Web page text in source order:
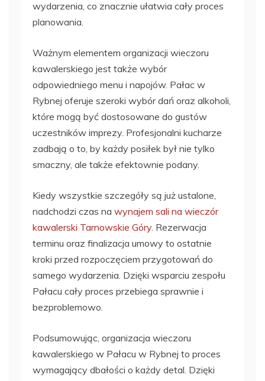
wydarzenia, co znacznie ułatwia cały proces
planowania.
Ważnym elementem organizacji wieczoru
kawalerskiego jest także wybór
odpowiedniego menu i napojów. Pałac w
Rybnej oferuje szeroki wybór dań oraz alkoholi,
które mogą być dostosowane do gustów
uczestników imprezy. Profesjonalni kucharze
zadbają o to, by każdy posiłek był nie tylko
smaczny, ale także efektownie podany.
Kiedy wszystkie szczegóły są już ustalone,
nadchodzi czas na wynajem sali na wieczór
kawalerski Tarnowskie Góry. Rezerwacja
terminu oraz finalizacja umowy to ostatnie
kroki przed rozpoczęciem przygotowań do
samego wydarzenia. Dzięki wsparciu zespołu
Pałacu cały proces przebiega sprawnie i
bezproblemowo.
Podsumowując, organizacja wieczoru
kawalerskiego w Pałacu w Rybnej to proces
wymagający dbałości o każdy detal. Dzięki